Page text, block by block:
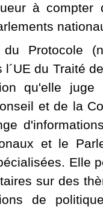
à
Protocole
du Traité
qu'elle
et de la
et le
Elle
sur des
de